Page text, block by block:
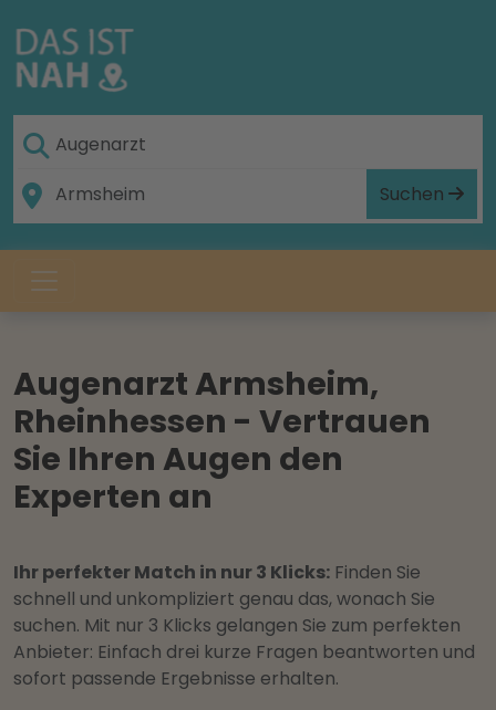
Suchen
Augenarzt Armsheim,
Rheinhessen - Vertrauen
Sie Ihren Augen den
Experten an
Ihr perfekter Match in nur 3 Klicks: Finden Sie
schnell und unkompliziert genau das, wonach Sie
suchen. Mit nur 3 Klicks gelangen Sie zum perfekten
Anbieter: Einfach drei kurze Fragen beantworten und
sofort passende Ergebnisse erhalten.